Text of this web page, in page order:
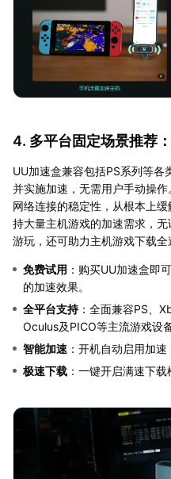
4. 多平台固定场景推荐
UU加速盒兼容包括PS系列等
并实施加速，无需用户手动操
网络连接的稳定性，从根本上
持大量主机游戏的加速需求，
游玩，还可助力主机游戏下载全
免费试用 ：购买UU加速盒即
的加速效果。
全平台支持：全面兼容PS、
Oculus及PICO等主流游戏设备
智能加速 ：开机自动启用加
极速下载 ：一键开启满速下